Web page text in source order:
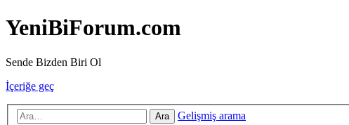
YeniBiForum.com
Sende Bizden Biri Ol
İçeriğe geç
Ara Gelişmiş arama